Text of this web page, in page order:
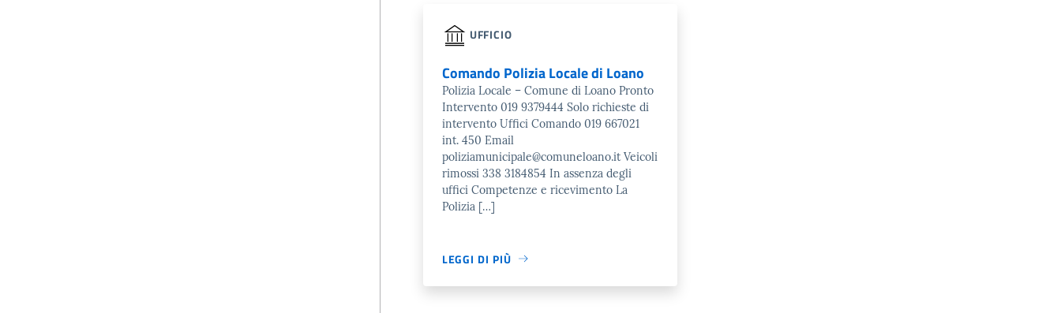
UFFICIO
Comando Polizia Locale di Loano
Polizia Locale – Comune di Loano Pronto
Intervento 019 9379444 Solo richieste di
intervento Uffici Comando 019 667021
int. 450 Email
poliziamunicipale@comuneloano.it Veicoli
rimossi 338 3184854 In assenza degli
uffici Competenze e ricevimento La
Polizia […]
LEGGI DI PIÙ